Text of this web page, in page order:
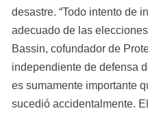
desastre. “Todo intento de
adecuado de las
Bassin, cofundador de
independiente de defensa
es sumamente importante
sucedió accidentalmente.